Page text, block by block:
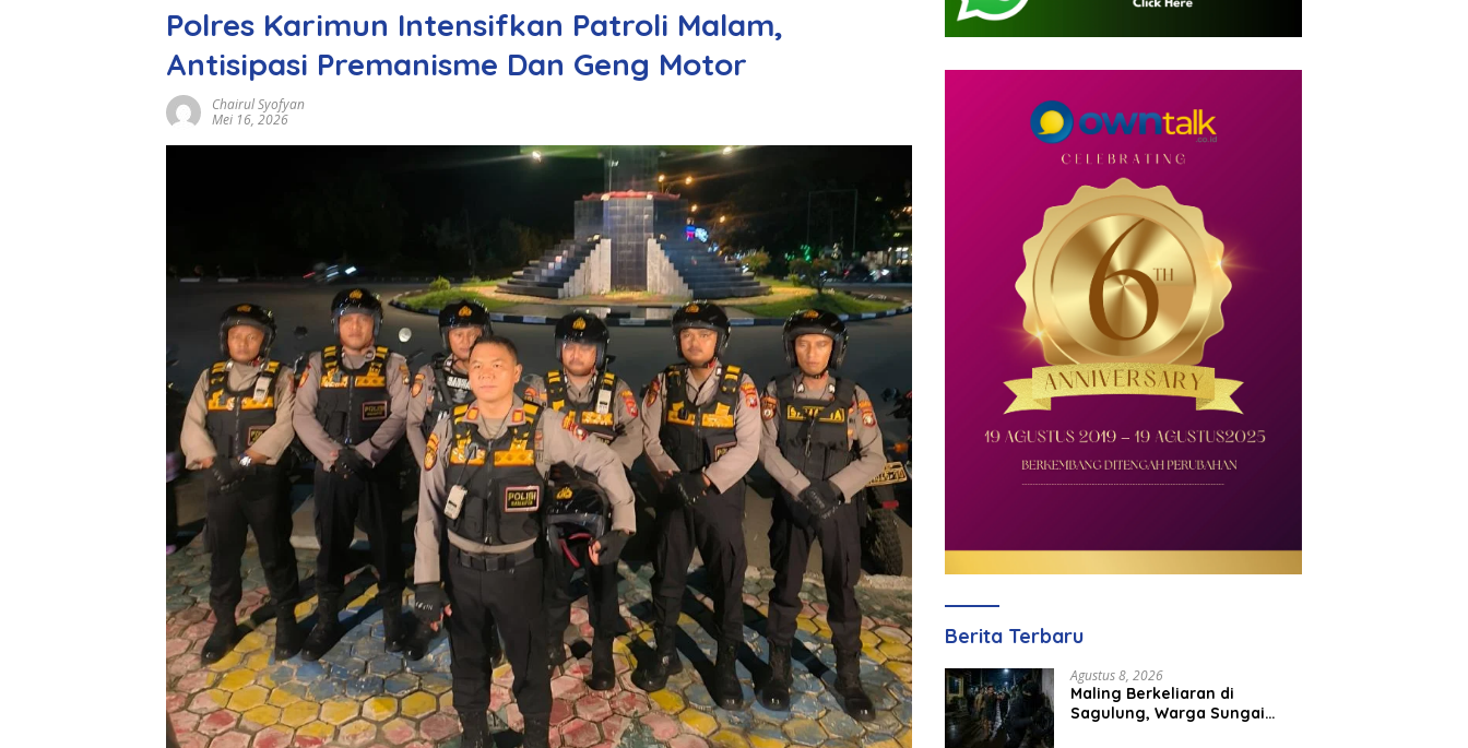
Polres Karimun Intensifkan Patroli Malam,
Antisipasi Premanisme Dan Geng Motor
Chairul Syofyan
Mei 16, 2026
Berita Terbaru
Agustus 8, 2026
Maling Berkeliaran di
Sagulung, Warga Sungai